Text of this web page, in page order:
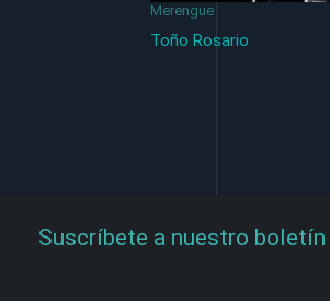
Merengue
Toño Rosario
Suscríbete a nuestro boletín